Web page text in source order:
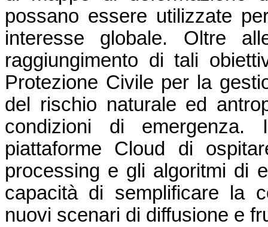
possano essere utilizzate
interesse globale. Oltre
raggiungimento di tali
Protezione Civile per la
del rischio naturale ed
condizioni di emergenza.
piattaforme Cloud di
processing e gli algoritmi di
capacità di semplificare la
nuovi scenari di diffusione e